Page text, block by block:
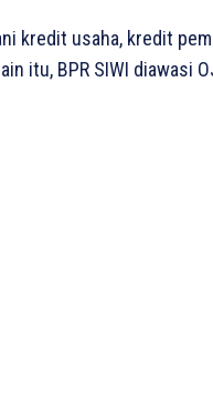
kredit usaha, kredit
itu, BPR SIWI diawasi